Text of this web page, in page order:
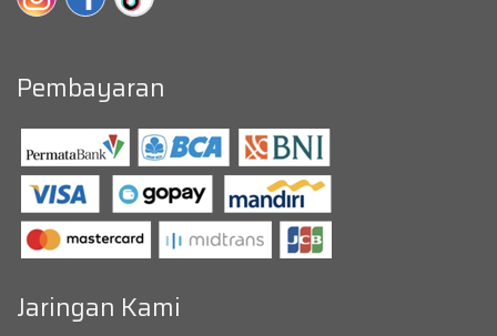
Pembayaran
Jaringan Kami